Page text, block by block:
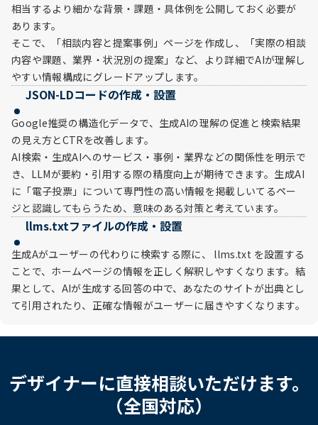
相当するより細かな背景・課題・具体例を公開しておく必要が
あります。
そこで、「相談内容と提案事例」ページを作成し、「実際の相談
内容や課題、業界・状況別の提案」など、より詳細でAIが理解し
やすい情報構成にグレードアップします。
JSON-LDコードの作成・設置
Google推奨の構造化データで、生成AIの理解の促進と検索結果
の見え方とCTRを改善します。
AI検索・生成AIへのサービス・事例・業界などの関係性を明示で
き、LLMが要約・引用する際の精度向上が期待できます。生成AI
に「電子投票」について専門性の高い情報を掲載しいてるペー
ジと認識してもらうため、意味のある対策と考えています。
llms.txtファイルの作成・設置
生成Aがユーザーの代わりに検索する際に、 llms.txt を設置する
ことで、ホームページの情報を正しく解釈しやすくなります。結
果として、AIが生成する回答の中で、あなたのサイトが出典とし
て引用されたり、正確な情報がユーザーに届きやすくなります。
デザイナーに直接相談いただけます。
（全国対応）